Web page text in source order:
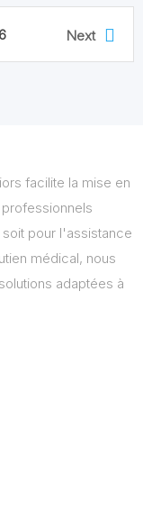
6 Next
facilite la mise en
pour l'assistance
médical, nous
adaptées à